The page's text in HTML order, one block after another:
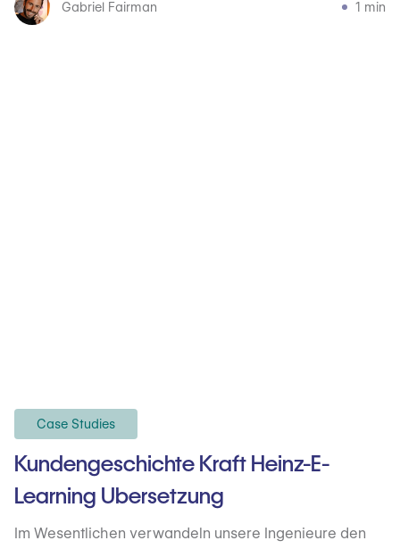
Gabriel Fairman 1 min
Case Studies
Kundengeschichte Kraft Heinz-E-
Learning Ubersetzung
Im Wesentlichen verwandeln unsere Ingenieure den